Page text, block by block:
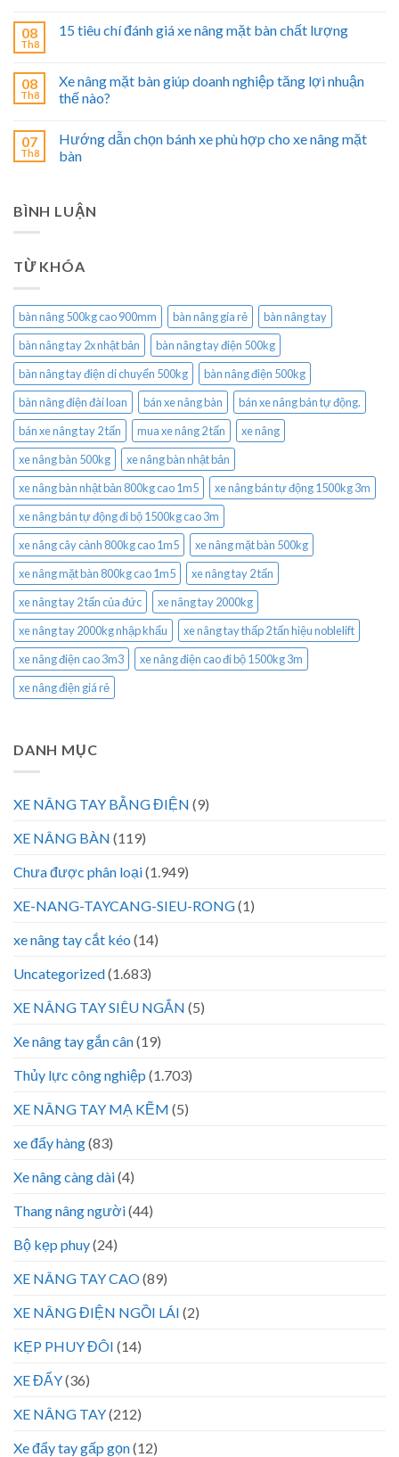
08
Th8
15 tiêu chí đánh giá xe nâng mặt bàn chất lượng
08
Th8
Xe nâng mặt bàn giúp doanh nghiệp tăng lợi nhuận
thế nào?
07
Th8
Hướng dẫn chọn bánh xe phù hợp cho xe nâng mặt
bàn
BÌNH LUẬN
TỪ KHÓA
bàn nâng 500kg cao 900mm bàn nâng gía rẻ
bàn nâng tay
bàn nâng tay 2x nhật bản
bàn nâng tay điện 500kg
bàn nâng tay điện di chuyển 500kg
bàn nâng điện 500kg
bàn nâng điện đài loan
bán xe nâng bàn
bán xe nâng bán tự động.
bán xe nâng tay 2 tấn
mua xe nâng 2 tấn
xe nâng
xe nâng bàn 500kg
xe nâng bàn nhật bản
xe nâng bàn nhật bản 800kg cao 1m5
xe nâng bán tự động 1500kg 3m
xe nâng bán tự động đi bộ 1500kg cao 3m
xe nâng cây cảnh 800kg cao 1m5
xe nâng mặt bàn 500kg
xe nâng mặt bàn 800kg cao 1m5
xe nâng tay 2 tấn
xe nâng tay 2 tấn của đức
xe nâng tay 2000kg
xe nâng tay 2000kg nhập khẩu
xe nâng tay thấp 2 tấn hiệu noblelift
xe nâng điện cao 3m3
xe nâng điện cao đi bộ 1500kg 3m
xe nâng điện giá rẻ
DANH MỤC
XE NÂNG TAY BẰNG ĐIỆN (9)
XE NÂNG BÀN (119)
Chưa được phân loại(1.949)
XE-NANG-TAYCANG-SIEU-RONG(1)
xe nâng tay cắt kéo (14)
Uncategorized(1.683)
XE NÂNG TAY SIÊU NGẮN (5)
Xe nâng tay gắn cân(19)
Thủy lực công nghiệp (1.703)
XE NÂNG TAY MẠ KẼM (5)
xe đẩy hàng(83)
Xe nâng càng dài(4)
Thang nâng người(44)
Bộ kẹp phuy(24)
XE NÂNG TAY CAO(89)
XE NÂNG ĐIỆN NGỒI LÁI (2)
KẸP PHUY ĐÔI (14)
XE ĐẨY(36)
XE NÂNG TAY(212)
Xe đẩy tay gấp gọn(12)